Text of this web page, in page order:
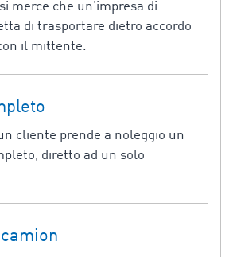
merce che un’impresa di
di trasportare dietro accordo
il mittente.
cliente prende a noleggio un
diretto ad un solo